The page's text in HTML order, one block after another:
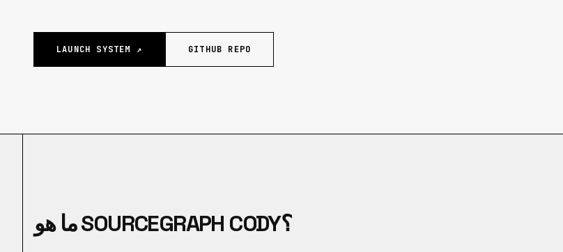
LAUNCH SYSTEM ↗ GITHUB REPO
ما هو SOURCEGRAPH CODY؟